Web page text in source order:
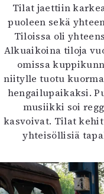
Tilat jaettiin
puoleen sekä
Tiloissa oli
Alkuaikoina tiloja
omissa
niitylle tuotu
hengailupaikaksi.
musiikki soi
kasvoivat. Tilat
yhteisöllisiä